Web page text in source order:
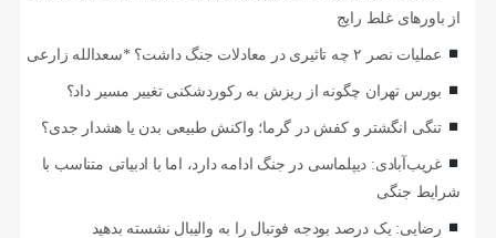
از باورهای غلط رایج
عملیات نصر ۲ چه تاثیری در معادلات جنگ داشت؟ *سعدالله زارعی
بورس تهران چگونه از ریزش به رکوردشکنی تغییر مسیر داد؟
تنگی انگشتر و کفش در گرما؛ واکنش طبیعی بدن یا هشدار جدی؟
غریب‌آبادی: دیپلماسی در جنگ ادامه دارد، اما با ادبیاتی متناسب با
شرایط جنگی
رضایی: یک درصد بودجه فوتبال را به والیبال نشسته بدهید